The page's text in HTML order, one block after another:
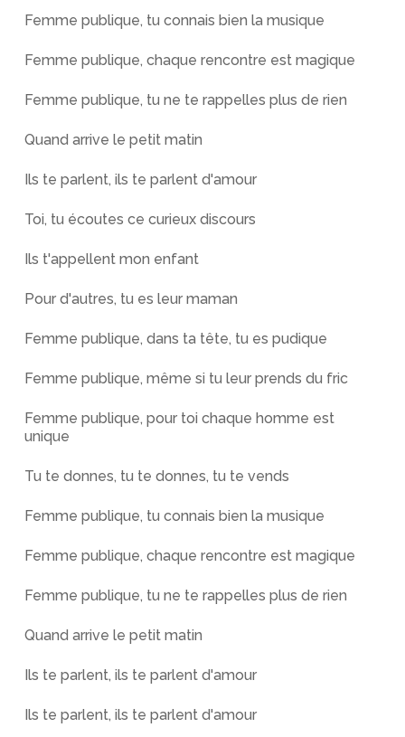
Femme publique, tu connais bien la musique
Femme publique, chaque rencontre est magique
Femme publique, tu ne te rappelles plus de rien
Quand arrive le petit matin
Ils te parlent, ils te parlent d'amour
Toi, tu écoutes ce curieux discours
Ils t'appellent mon enfant
Pour d'autres, tu es leur maman
Femme publique, dans ta tête, tu es pudique
Femme publique, même si tu leur prends du fric
Femme publique, pour toi chaque homme est
unique
Tu te donnes, tu te donnes, tu te vends
Femme publique, tu connais bien la musique
Femme publique, chaque rencontre est magique
Femme publique, tu ne te rappelles plus de rien
Quand arrive le petit matin
Ils te parlent, ils te parlent d'amour
Ils te parlent, ils te parlent d'amour